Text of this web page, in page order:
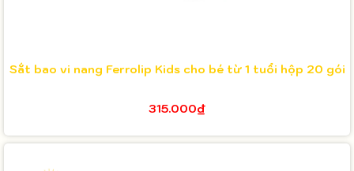
Sắt bao vi nang Ferrolip Kids cho bé từ 1 tuổi hộp 20 gói
315.000₫